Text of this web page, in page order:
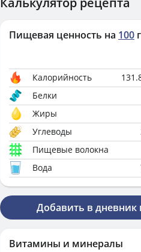
Пищевая ценность на 100 г
Калорийность
Белки
Жиры
Углеводы
Пищевые волокна
Вода
Добавить в дневник
Витамины и минералы